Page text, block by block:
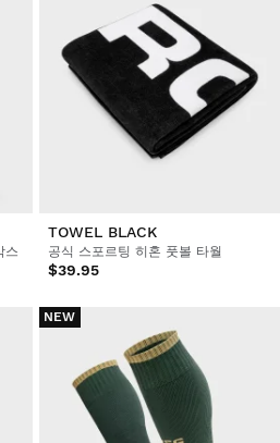
스
TOWEL BLACK
공식 스포르팅 히혼 풋볼 타월
$39.95
NEW